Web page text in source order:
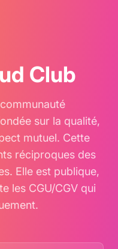
Club
sur la qualité,
mutuel. Cette
réciproques des
Elle est publique,
les CGU/CGV qui